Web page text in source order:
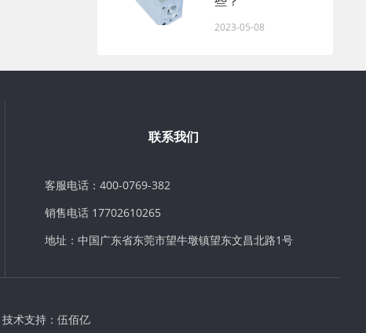
2023-05-08
联系我们
客服电话：400-0769-382
销售电话 17702610265
地址：中国广东省东莞市望牛墩镇望东文昌北路1号
技术支持： 伍佰亿